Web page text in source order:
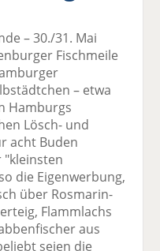
uf
F
ac
e
b
o
o
k
te
il
e
n
el
wi
tt
n
uf
Li
k
di
il
e
n
er
E
ai
n
d
e
n
ck
– 30./31. Mai
Fischmeile
– etwa
Hamburgs
Lösch- und
acht Buden
"kleinsten
die Eigenwerbung,
über Rosmarin-
Flammlachs
aus
seien die